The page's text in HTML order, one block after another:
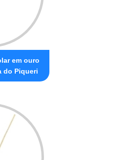
em ouro
do Piqueri